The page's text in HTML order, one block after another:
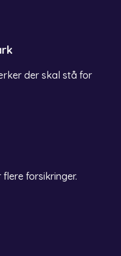
der skal stå for
forsikringer.